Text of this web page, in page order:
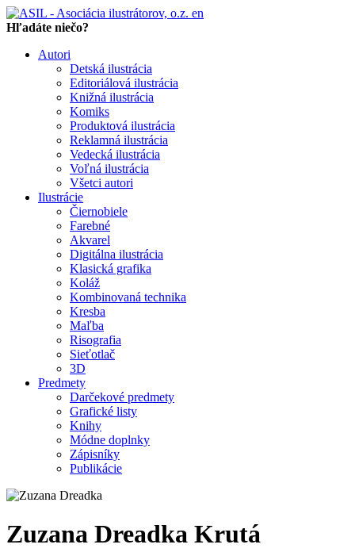
en
Hľadáte niečo?
Autori
Detská ilustrácia
Editoriálová ilustrácia
Knižná ilustrácia
Komiks
Produktová ilustrácia
Reklamná ilustrácia
Vedecká ilustrácia
Voľná ilustrácia
Všetci autori
Ilustrácie
Čiernobiele
Farebné
Akvarel
Digitálna ilustrácia
Klasická grafika
Koláž
Kombinovaná technika
Kresba
Maľba
Risografia
Sieťotlač
3D
Predmety
Darčekové predmety
Grafické listy
Knihy
Módne doplnky
Zápisníky
Publikácie
Zuzana Dreadka Krutá